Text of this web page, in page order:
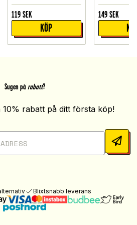
119 SEK
KÖP
149 SEK
Sugen på rabatt?
rabatt på ditt första köp!
Blixtsnabb leverans